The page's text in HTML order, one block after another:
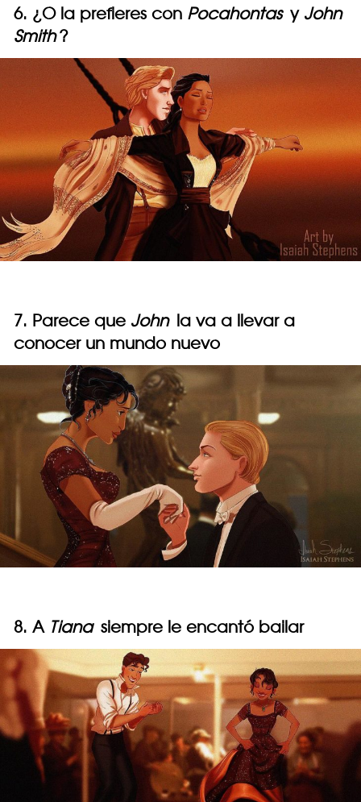
6. ¿O la prefieres con Pocahontas y John
Smith ?
7. Parece que John la va a llevar a
conocer un mundo nuevo
8. A Tiana siempre le encantó bailar